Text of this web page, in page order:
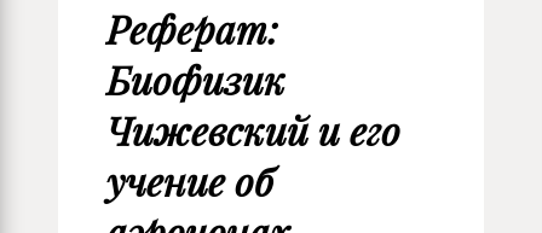
Реферат:
Биофизик
Чижевский и его
учение об